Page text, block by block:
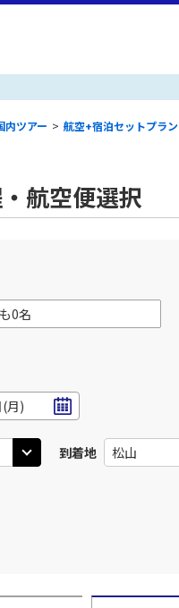
内ツアー > 航空+宿泊セットプラン
航空便選択
月)
到着地